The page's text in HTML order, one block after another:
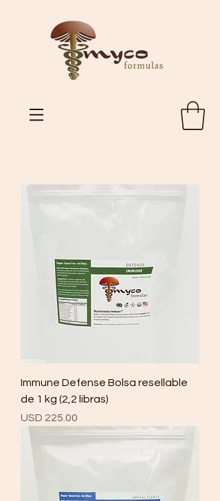
Immune Defense Bolsa resellable
de 1 kg (2,2 libras)
Precio
USD 225.00